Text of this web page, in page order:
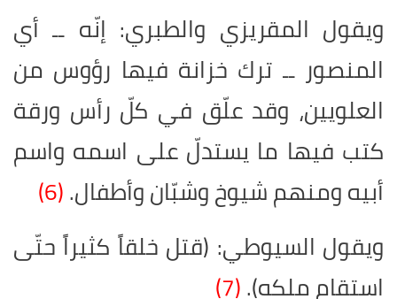
ويقول المقريزي والطبري: إنّه ــ أي
المنصور ــ ترك خزانة فيها رؤوس من
العلويين، وقد علّق في كلّ رأس ورقة
كتب فيها ما يستدلّ على اسمه واسم
أبيه ومنهم شيوخ وشبّان وأطفال.(6)
ويقول السيوطي: (قتل خلقاً كثيراً حتّى
استقام ملكه).(7)